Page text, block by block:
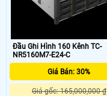
Đầu Ghi Hình 160 Kênh TC-
NR5160M7-E24-C
Giá Bán: 30%
Giá gốc: 165,000,000 ₫